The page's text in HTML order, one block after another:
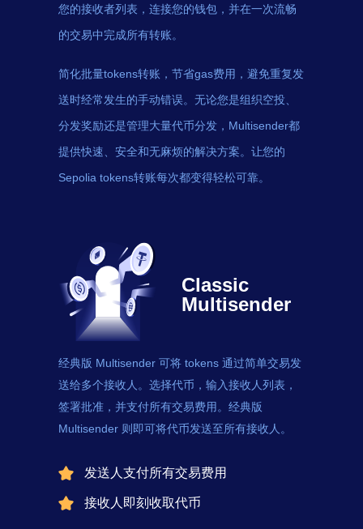
您的接收者列表，连接您的钱包，并在一次流畅
的交易中完成所有转账。
简化批量tokens转账，节省gas费用，避免重复发
送时经常发生的手动错误。无论您是组织空投、
分发奖励还是管理大量代币分发，Multisender都
提供快速、安全和无麻烦的解决方案。让您的
Sepolia tokens转账每次都变得轻松可靠。
Classic
Multisender
经典版 Multisender 可将 tokens 通过简单交易发
送给多个接收人。选择代币，输入接收人列表，
签署批准，并支付所有交易费用。经典版
Multisender 则即可将代币发送至所有接收人。
发送人支付所有交易费用
接收人即刻收取代币